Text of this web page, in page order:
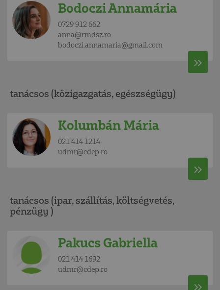
Bodoczi Annamária
0729 912 662
anna@rmdsz.ro
bodoczi.annamaria@gmail.com
tanácsos (közigazgatás, egészségügy)
Kolumbán Mária
021 414 1214
udmr@cdep.ro
tanácsos (ipar, szállítás, költségvetés,
pénzügy )
Pakucs Gabriella
021 414 1692
udmr@cdep.ro